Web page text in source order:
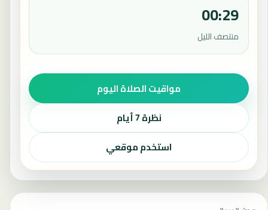
00:29
منتصف الليل
مواقيت الصلاة اليوم
نظرة 7 أيام
استخدم موقعي